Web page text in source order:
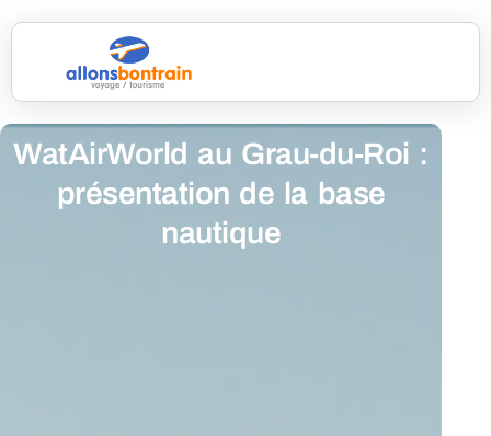
WatAirWorld au Grau-du-Roi :
présentation de la base
nautique